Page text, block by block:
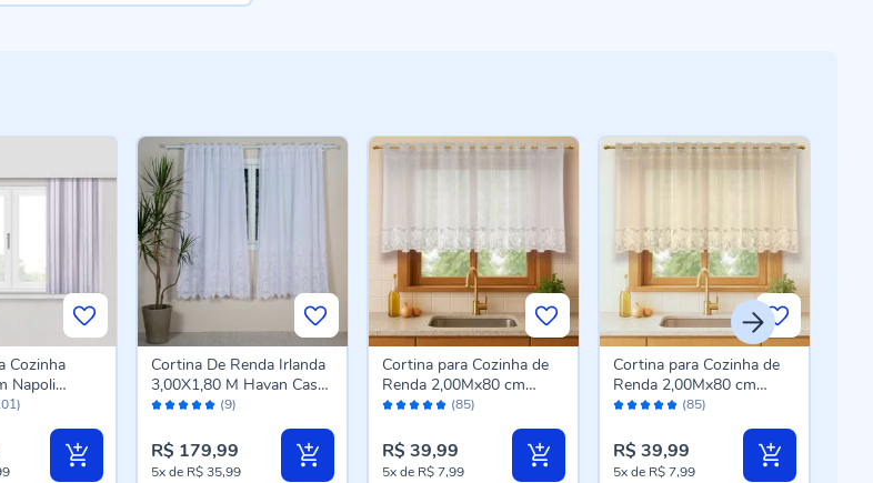
Cozinha
Napoli
Branco
Avaliação: (9)
Cortina De Renda Irlanda
3,00X1,80 M Havan Casa
- Branca
R$ 179,99
5xde R$ 35,99
Avaliação: (85)
Cortina para Cozinha de
Renda 2,00Mx80 cm
Siena Havan Casa -
Branca Costela De Adão
R$ 39,99
5xde R$ 7,99
Avaliação: (85)
Cortina para Cozinha de
Renda 2,00Mx80 cm
Siena Havan Casa - Bege
R$ 39,99
5xde R$ 7,99